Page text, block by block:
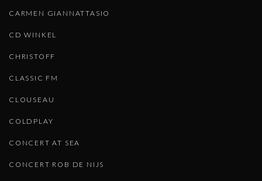
CARMEN GIANNATTASIO
CD WINKEL
CHRISTOFF
CLASSIC FM
CLOUSEAU
COLDPLAY
CONCERT AT SEA
CONCERT ROB DE NIJS